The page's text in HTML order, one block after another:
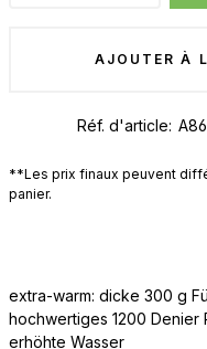
AJOUTER À
Réf. d'article:
**Les prix finaux peuvent
panier.
extra-warm: dicke 300 g
hochwertiges 1200 Denier
erhöhte Wasser